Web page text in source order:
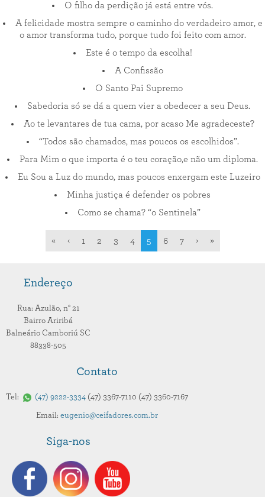
O filho da perdição já está entre vós.
A felicidade mostra sempre o caminho do verdadeiro amor, e
o amor transforma tudo, porque tudo foi feito com amor.
Este é o tempo da escolha!
A Confissão
O Santo Pai Supremo
Sabedoria só se dá a quem vier a obedecer a seu Deus.
Ao te levantares de tua cama, por acaso Me agradeceste?
“Todos são chamados, mas poucos os escolhidos”.
Para Mim o que importa é o teu coração,e não um diploma.
Eu Sou a Luz do mundo, mas poucos enxergam este Luzeiro
Minha justiça é defender os pobres
Como se chama? “o Sentinela”
« ‹ 1 2 3 4 5 6 7 › »
Endereço
Rua: Azulão, n° 21
Bairro Ariribá
Balneário Camboriú SC
88338-505
Contato
Tel: 47 9222-3334 47 3367-7110 47 3360-7167
Email: eugenio@ceifadores.com.br
Siga-nos